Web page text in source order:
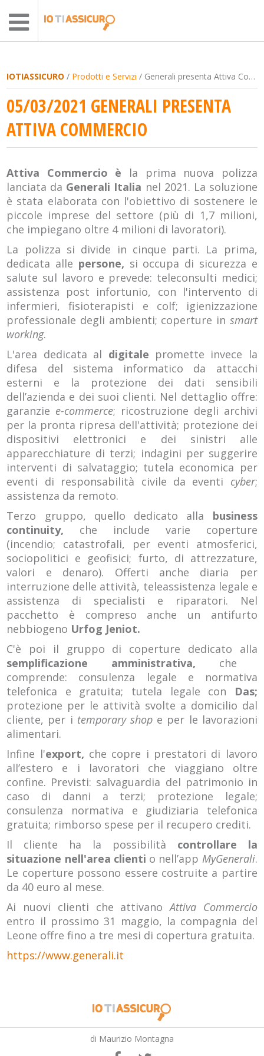
IOTIASSICURO / Prodotti e Servizi / Generali presenta Attiva Commercio
05/03/2021 GENERALI PRESENTA
ATTIVA COMMERCIO
Attiva Commercio è la prima nuova polizza
lanciata da Generali Italia nel 2021. La soluzione
è stata elaborata con l'obiettivo di sostenere le
piccole imprese del settore (più di 1,7 milioni,
che impiegano oltre 4 milioni di lavoratori).
La polizza si divide in cinque parti. La prima,
dedicata alle persone, si occupa di sicurezza e
salute sul lavoro e prevede: teleconsulti medici;
assistenza post infortunio, con l'intervento di
infermieri, fisioterapisti e colf; igienizzazione
professionale degli ambienti; coperture in smart
working.
L'area dedicata al digitale promette invece la
difesa del sistema informatico da attacchi
esterni e la protezione dei dati sensibili
dell’azienda e dei suoi clienti. Nel dettaglio offre:
garanzie e-commerce; ricostruzione degli archivi
per la pronta ripresa dell'attività; protezione dei
dispositivi elettronici e dei sinistri alle
apparecchiature di terzi; indagini per suggerire
interventi di salvataggio; tutela economica per
eventi di responsabilità civile da eventi cyber;
assistenza da remoto.
Terzo gruppo, quello dedicato alla business
continuity, che include varie coperture
(incendio; catastrofali, per eventi atmosferici,
sociopolitici e geofisici; furto, di attrezzature,
valori e denaro). Offerti anche diaria per
interruzione delle attività, teleassistenza legale e
assistenza di specialisti e riparatori. Nel
pacchetto è compreso anche un antifurto
nebbiogeno Urfog Jeniot.
C'è poi il gruppo di coperture dedicato alla
semplificazione amministrativa, che
comprende: consulenza legale e normativa
telefonica e gratuita; tutela legale con Das;
protezione per le attività svolte a domicilio dal
cliente, per i temporary shop e per le lavorazioni
alimentari.
Infine l'export, che copre i prestatori di lavoro
all’estero e i lavoratori che viaggiano oltre
confine. Previsti: salvaguardia del patrimonio in
caso di danni a terzi; protezione legale;
consulenza normativa e giudiziaria telefonica
gratuita; rimborso spese per il recupero crediti.
Il cliente ha la possibilità controllare la
situazione nell'area clienti o nell’app MyGenerali.
Le coperture possono essere costruite a partire
da 40 euro al mese.
Ai nuovi clienti che attivanoAttiva Commercio
entro il prossimo 31 maggio, la compagnia del
Leone offre fino a tre mesi di copertura gratuita.
https://www.generali.it
di Maurizio Montagna